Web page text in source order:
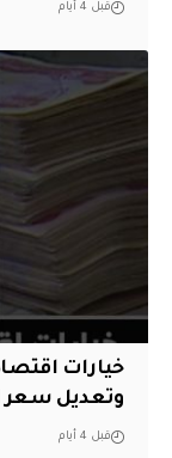
قبل 4 أيام
خيارات
وتعديل سعر
قبل 4 أيام